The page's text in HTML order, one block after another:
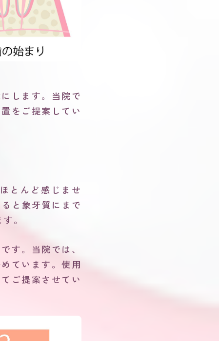
します。当院で
をご提案してい
とんど感じませ
と象牙質にまで
。
す。当院では、
ています。使用
ご提案させてい